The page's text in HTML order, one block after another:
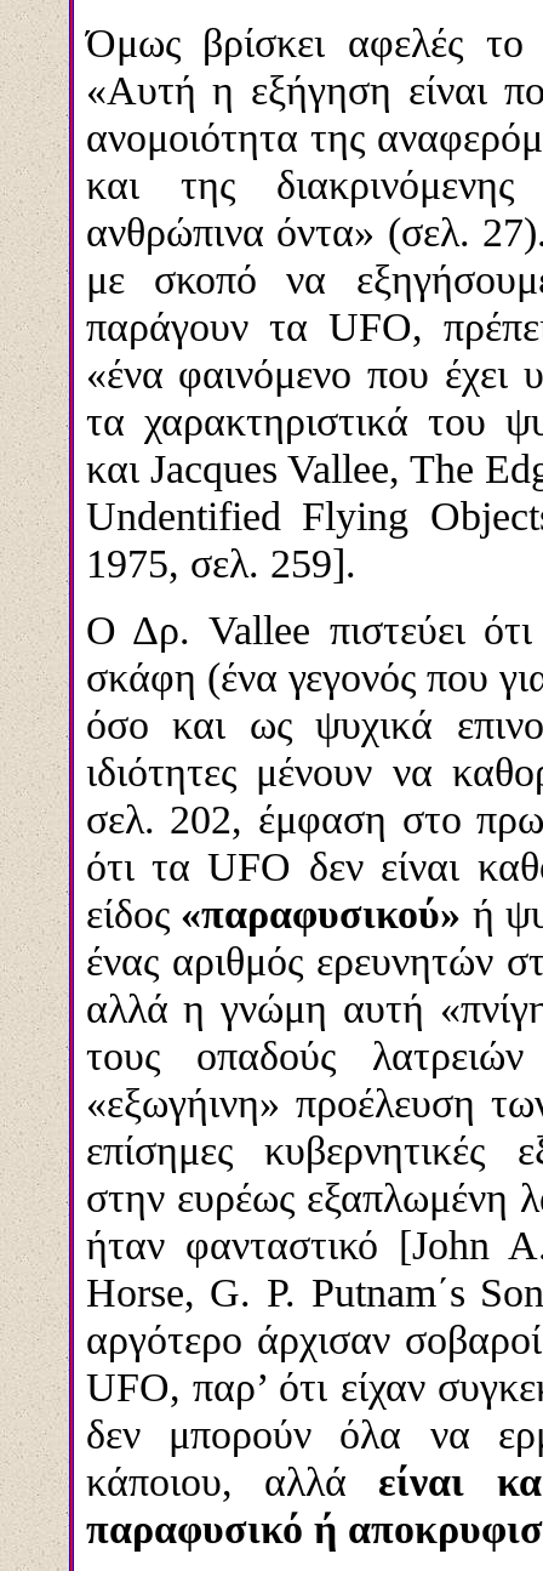
Όμως βρίσκει αφελές
«Αυτή η εξήγηση είναι
ανομοιότητα της
και της
ανθρώπινα όντα» (σελ.
με σκοπό να
παράγουν τα UFO,
«ένα φαινόμενο που έχει
τα χαρακτηριστικά του
και Jacques Vallee, The
Undentified Flying
1975, σελ. 259].
Ο Δρ. Vallee πιστεύει
σκάφη (ένα γεγονός που
όσο και ως ψυχικά
ιδιότητες μένουν να
σελ. 202, έμφαση στο
ότι τα UFO δεν είναι
είδος «παραφυσικού» ή
ένας αριθμός ερευνητών
αλλά η γνώμη αυτή
τους οπαδούς
«εξωγήινη» προέλευση
επίσημες κυβερνητικές
στην ευρέως εξαπλωμένη
ήταν φανταστικό [John
Horse, G. P. Putnam΄s
αργότερο άρχισαν
UFO, παρ’ ότι είχαν
δεν μπορούν όλα να
κάποιου, αλλά είναι
παραφυσικό ή